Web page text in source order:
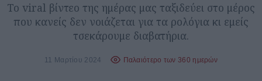
Το viral βίντεο της ημέρας μας ταξιδεύει στο μέρος
που κανείς δεν νοιάζεται για τα ρολόγια κι εμείς
τσεκάρουμε διαβατήρια.
11 Μαρτίου 2024 Παλαιότερο των 360 ημερών